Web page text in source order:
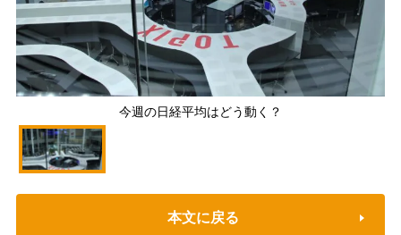
今週の日経平均はどう動く？
本文に戻る